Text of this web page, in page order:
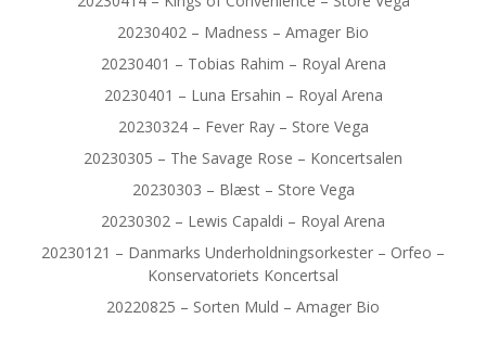
20230402 – Madness – Amager Bio
20230401 – Tobias Rahim – Royal Arena
20230401 – Luna Ersahin – Royal Arena
20230324 – Fever Ray – Store Vega
20230305 – The Savage Rose – Koncertsalen
20230303 – Blæst – Store Vega
20230302 – Lewis Capaldi – Royal Arena
20230121 – Danmarks Underholdningsorkester – Orfeo –
Konservatoriets Koncertsal
20220825 – Sorten Muld – Amager Bio